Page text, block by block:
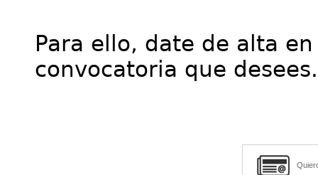
Para ello, date de alta
convocatoria que desees.